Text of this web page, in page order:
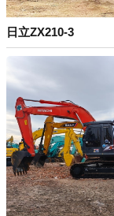
日立ZX210-3